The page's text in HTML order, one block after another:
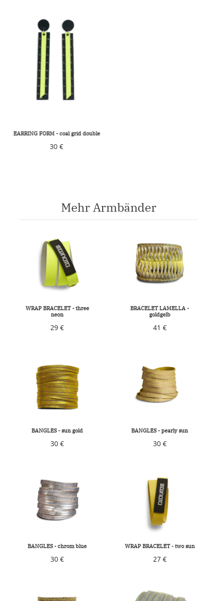
EARRING FORM - coal grid narrow
Mehr Armbänder
WRAP BRACELET - three
neon
29 €
BRACELET LAMELLA -
goldgelb
41 €
BANGLES - sun gold
30 €
BANGLES - pearly sun
30 €
BANGLES - chrom blue
30 €
WRAP BRACELET - two sun
27 €